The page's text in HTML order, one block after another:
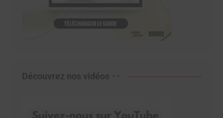
Découvrez nos vidéos